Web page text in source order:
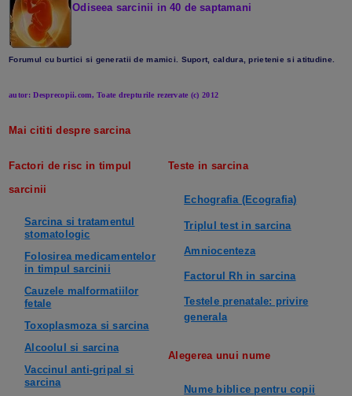
Odiseea sarcinii in 40 de saptamani
Forumul cu burtici si generatii de mamici. Suport, caldura, prietenie si atitudine.
autor: Desprecopii.com,Toate drepturile rezervate (c) 2012
Mai cititi despre sarcina
Factori de risc in timpul
sarcinii
Sarcina si tratamentul
stomatologic
Folosirea medicamentelor
in timpul sarcinii
Cauzele malformatiilor
fetale
Toxoplasmoza si sarcina
Alcoolul si sarcina
Vaccinul anti-gripal si
sarcina
Teste in sarcina
Echografia (Ecografia)
Triplul test in sarcina
Amniocenteza
Factorul Rh in sarcina
Testele prenatale: privire
generala
Alegerea unui nume
Nume biblice pentru copii